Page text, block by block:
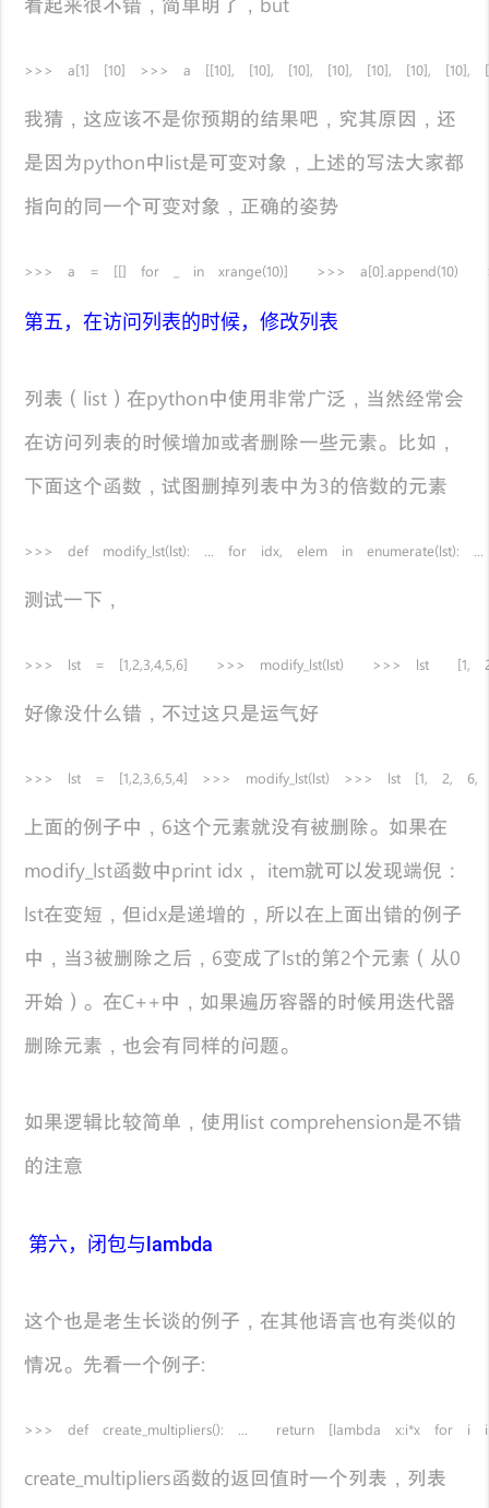
看起来很不错，简单明了，but
>>> a[1] [10] >>> a [[10], [10], [10], [10], [10], [10], [10],
我猜，这应该不是你预期的结果吧，究其原因，还
是因为python中list是可变对象，上述的写法大家都
指向的同一个可变对象，正确的姿势
>>> a = [[] for _ in xrange(10)] >>>
第五，在访问列表的时候，修改列表
列表（list）在python中使用非常广泛，当然经常会
在访问列表的时候增加或者删除一些元素。比如，
下面这个函数，试图删掉列表中为3的倍数的元素
>>> def modify_lst(lst): ... for idx, elem in
测试一下，
>>> lst = [1,2,3,4,5,6] >>> modify_lst(lst) >>> lst [1,
好像没什么错，不过这只是运气好
>>> lst = [1,2,3,6,5,4] >>> modify_lst(lst) >>> lst [1, 2,
上面的例子中，6这个元素就没有被删除。如果在
modify_lst函数中print idx， item就可以发现端倪：
lst在变短，但idx是递增的，所以在上面出错的例子
中，当3被删除之后，6变成了lst的第2个元素（从0
开始）。在C++中，如果遍历容器的时候用迭代器
删除元素，也会有同样的问题。
如果逻辑比较简单，使用list comprehension是不错
的注意
第六，闭包与lambda
这个也是老生长谈的例子，在其他语言也有类似的
情况。先看一个例子:
>>> def create_multipliers(): ... return [lambda x:i*x for i
create_multipliers函数的返回值时一个列表，列表